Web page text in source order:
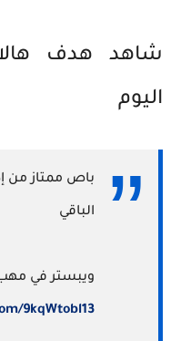
شاهد هدف
اليوم
باص ممتاز من
الباقي
ويبستر في
9kqWtobl13